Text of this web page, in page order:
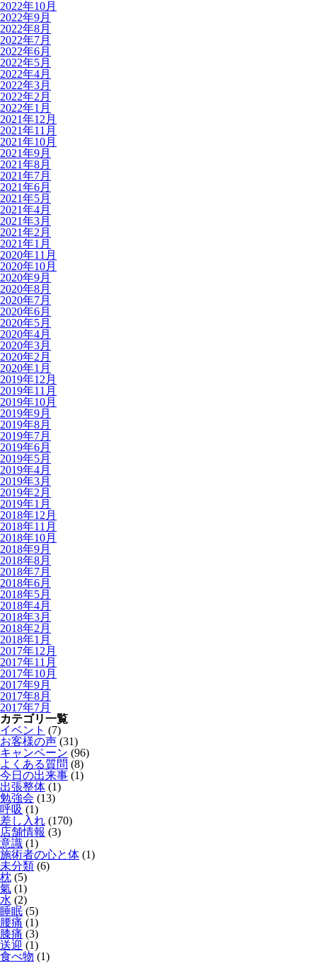
2022年10月
2022年9月
2022年8月
2022年7月
2022年6月
2022年5月
2022年4月
2022年3月
2022年2月
2022年1月
2021年12月
2021年11月
2021年10月
2021年9月
2021年8月
2021年7月
2021年6月
2021年5月
2021年4月
2021年3月
2021年2月
2021年1月
2020年11月
2020年10月
2020年9月
2020年8月
2020年7月
2020年6月
2020年5月
2020年4月
2020年3月
2020年2月
2020年1月
2019年12月
2019年11月
2019年10月
2019年9月
2019年8月
2019年7月
2019年6月
2019年5月
2019年4月
2019年3月
2019年2月
2019年1月
2018年12月
2018年11月
2018年10月
2018年9月
2018年8月
2018年7月
2018年6月
2018年5月
2018年4月
2018年3月
2018年2月
2018年1月
2017年12月
2017年11月
2017年10月
2017年9月
2017年8月
2017年7月
カテゴリ一覧
イベント (7)
お客様の声 (31)
キャンペーン (96)
よくある質問 (8)
今日の出来事 (1)
出張整体 (1)
勉強会 (13)
呼吸 (1)
差し入れ (170)
店舗情報 (3)
意識 (1)
施術者の心と体 (1)
未分類 (6)
枕 (5)
氣 (1)
水 (2)
睡眠 (5)
腰痛 (1)
膝痛 (3)
送迎 (1)
食べ物 (1)